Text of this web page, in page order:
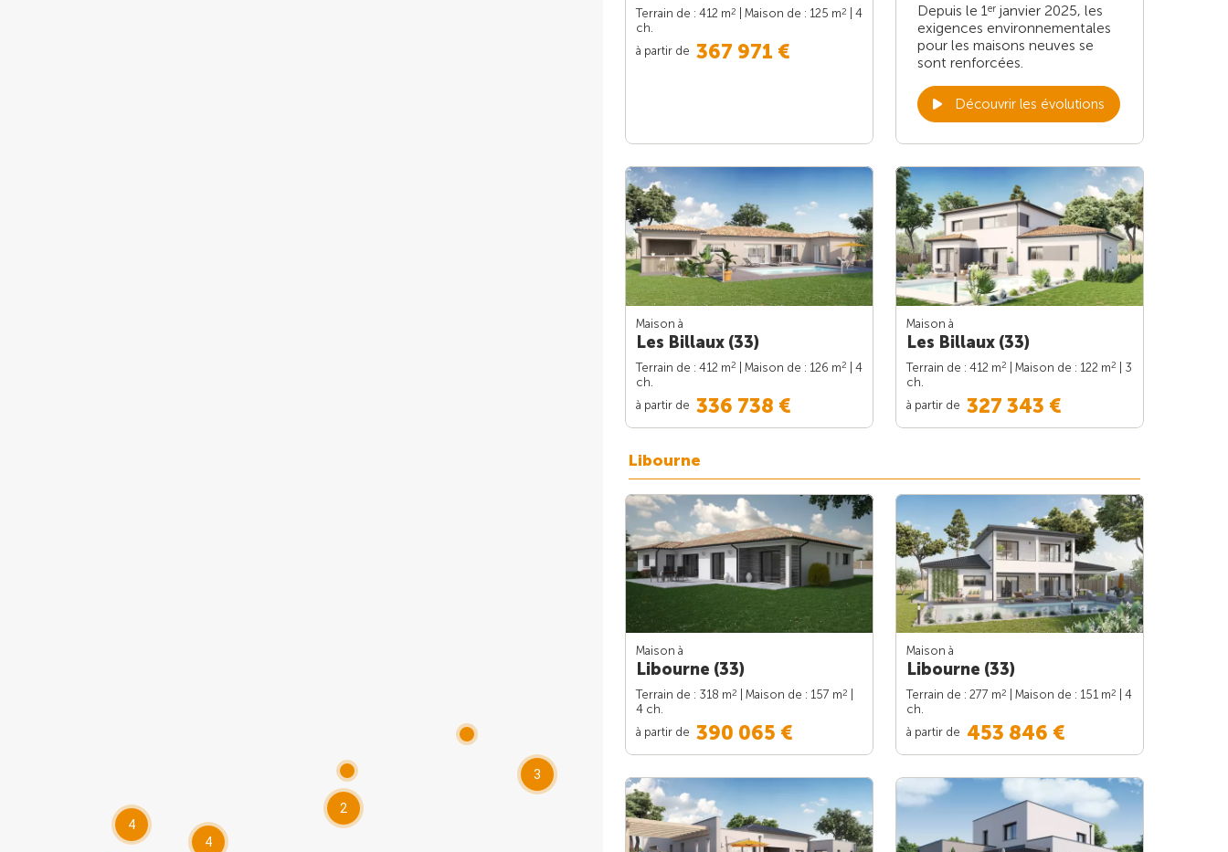
4
4
2
3
Terrain de : 412 m2 | Maison de : 125 m2
| 4
ch.
à partir de 367 971 €
Depuis le 1 er janvier 2025, les
exigences environnementales
pour les maisons neuves se
sont renforcées.
Découvrir les évolutions
Maison à
Les Billaux (33)
Terrain de : 412 m2 | Maison de : 126 m2
| 4
ch.
à partir de 336 738 €
Maison à
Les Billaux (33)
Terrain de : 412 m2 | Maison de : 122 m2
| 3
ch.
à partir de 327 343 €
Libourne
Maison à
Libourne (33)
Terrain de : 318 m2 | Maison de : 157 m2
4 ch.
à partir de 390 065 €
Maison à
Libourne (33)
Terrain de : 277 m2 | Maison de : 151 m2
| 4
ch.
à partir de 453 846 €